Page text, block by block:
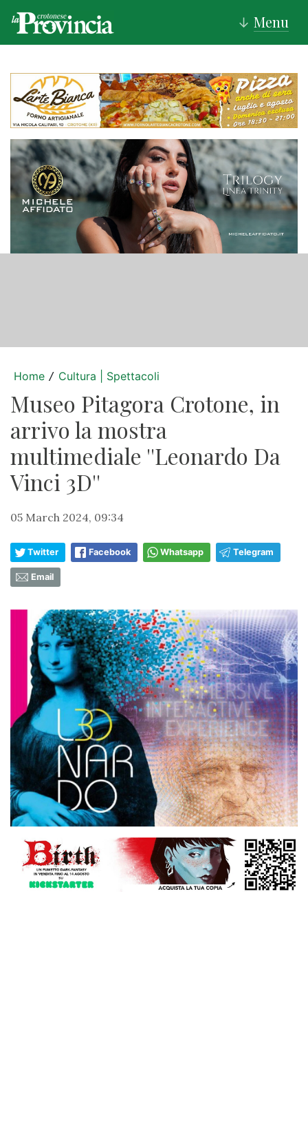
↓ Menu
Home / Cultura | Spettacoli
Museo Pitagora Crotone, in
arrivo la mostra
multimediale ''Leonardo Da
Vinci 3D''
05 March 2024, 09:34
Twitter Facebook Whatsapp Telegram
Email